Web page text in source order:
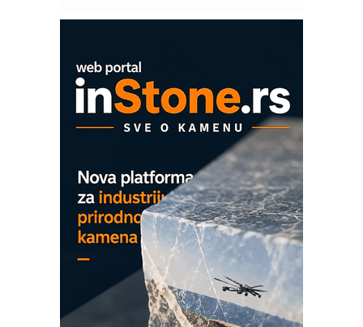
EVOKS Maintenance Management
ROSA i SCHUNK podižu proizvodnju
na viši nivo
Detekcija različitih oblika
MAREX - Lim i mašine za savremena